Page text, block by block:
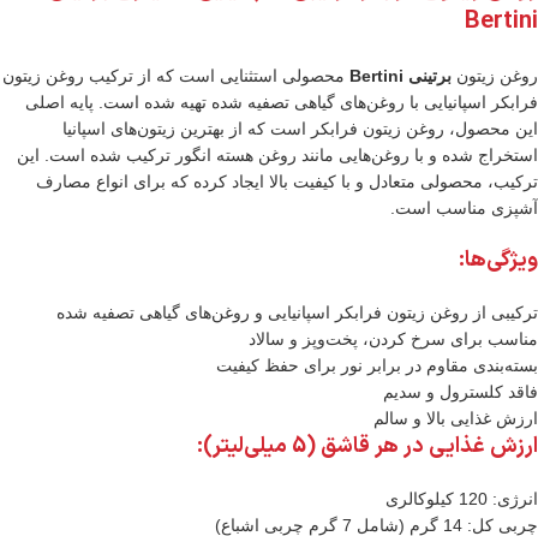
Bertini
روغن زیتون برتینی Bertini
محصولی استثنایی است که از ترکیب روغن زیتون
فرابکر اسپانیایی با روغن‌های گیاهی تصفیه شده تهیه شده است. پایه اصلی
این محصول، روغن زیتون فرابکر است که از بهترین زیتون‌های اسپانیا
استخراج شده و با روغن‌هایی مانند روغن هسته انگور ترکیب شده است. این
ترکیب، محصولی متعادل و با کیفیت بالا ایجاد کرده که برای انواع مصارف
آشپزی مناسب است.
ویژگی‌ها:
ترکیبی از روغن زیتون فرابکر اسپانیایی و روغن‌های گیاهی تصفیه شده
مناسب برای سرخ کردن، پخت‌وپز و سالاد
بسته‌بندی مقاوم در برابر نور برای حفظ کیفیت
فاقد کلسترول و سدیم
ارزش غذایی بالا و سالم
ارزش غذایی در هر قاشق (5 میلی‌لیتر):
انرژی: 120 کیلوکالری
چربی کل: 14 گرم (شامل 7 گرم چربی اشباع)